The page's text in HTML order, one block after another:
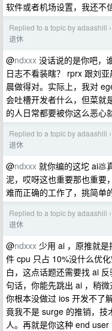
软件或者机场设置，我还不
Replied to a topic by adaashili ›
退休
@ndxxx 没话说的是你吧，
日志不看装瞎？ rprx 跟刘
晨做得对。实际上，我对
会吐槽开发者什么，但菜就
的人日常都要被你这么恶心
Replied to a topic by adaashili ›
退休
@ndxxx 就你编的这坨 ai💩
泥，哎呀这也重要那也重要
难而正确的工作了，挑简单
Replied to a topic by adaashili ›
退休
@ndxxx 少用 ai ，原推就是
件 cpu 只占 10%没什么优
白，这点话题还需要找 ai
句话，你能先跳出 ai ，稍
你根本没做过 ios 开发不了
竟我不是 surge 的推销，技
人。再就是你这种 end user